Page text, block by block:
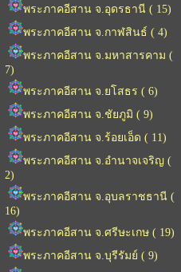
พระภาคอีสาน จ.อุดรธานี ( 15)
พระภาคอีสาน จ.กาฬสินธ์ ( 4)
พระภาคอีสาน จ.มหาสารคาม (
7)
พระภาคอีสาน จ.ยโสธร ( 6)
พระภาคอีสาน จ.ชัยภูมิ ( 9)
พระภาคอีสาน จ.ร้อยเอ็ด ( 11)
พระภาคอีสาน จ.อำนาจเจริญ (
2)
พระภาคอีสาน จ.อุบลราชธานี (
16)
พระภาคอีสาน จ.ศรีษะเกษ ( 19)
พระภาคอีสาน จ.บุรีรัมย์ ( 9)